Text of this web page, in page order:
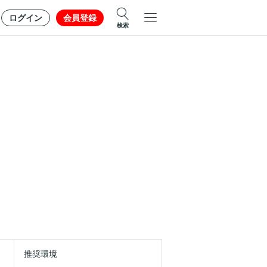
ログイン 会員登録
検索
推奨環境